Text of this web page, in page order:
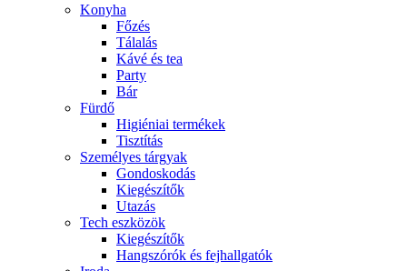
Konyha
Főzés
Tálalás
Kávé és tea
Party
Bár
Fürdő
Higiéniai termékek
Tisztítás
Személyes tárgyak
Gondoskodás
Kiegészítők
Utazás
Tech eszközök
Kiegészítők
Hangszórók és fejhallgatók